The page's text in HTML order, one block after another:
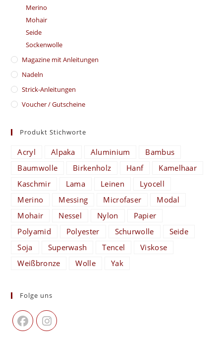
Merino
Mohair
Seide
Sockenwolle
Magazine mit Anleitungen
Nadeln
Strick-Anleitungen
Voucher / Gutscheine
Produkt Stichworte
Acryl Alpaka Aluminium
Bambus
Baumwolle
Birkenholz Hanf
Kamelhaar
Kaschmir
Lama Leinen
Lyocell
Merino
Messing Microfaser
Modal
Mohair
Nessel Nylon
Papier
Polyamid
Polyester Schurwolle
Seide
Soja
Superwash Tencel
Viskose
Weißbronze
Wolle Yak
Folge uns